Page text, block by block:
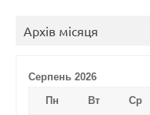
Архів місяця
Серпень 2026
Пн
Вт Ср